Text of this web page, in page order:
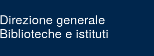
Direzione generale
Biblioteche e istituti